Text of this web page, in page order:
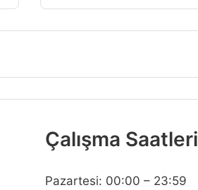
Çalışma Saatleri
Pazartesi: 00:00 – 23:59